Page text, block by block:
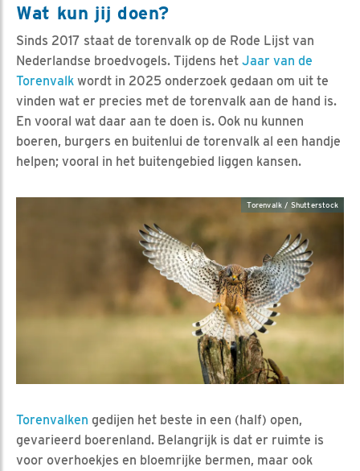
Wat kun jij doen?
Sinds 2017 staat de torenvalk op de Rode Lijst van
Nederlandse broedvogels. Tijdens het Jaar van de
Torenvalk wordt in 2025 onderzoek gedaan om uit te
vinden wat er precies met de torenvalk aan de hand is.
En vooral wat daar aan te doen is. Ook nu kunnen
boeren, burgers en buitenlui de torenvalk al een handje
helpen; vooral in het buitengebied liggen kansen.
Torenvalk / Shutterstock
Torenvalken gedijen het beste in een (half) open,
gevarieerd boerenland. Belangrijk is dat er ruimte is
voor overhoekjes en bloemrijke bermen, maar ook